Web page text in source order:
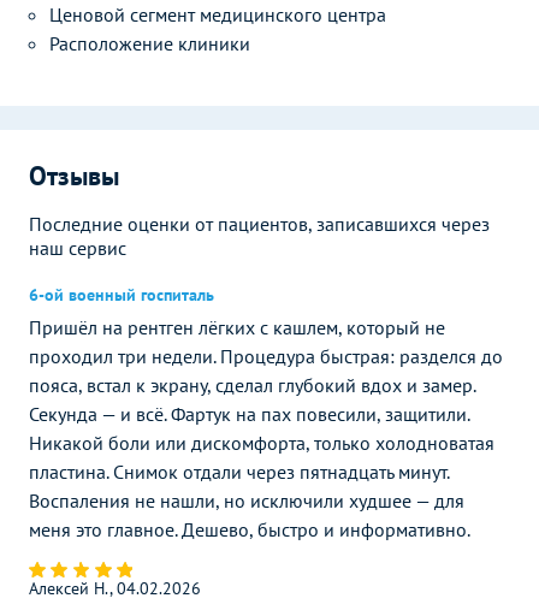
Ценовой сегмент медицинского центра
Расположение клиники
Отзывы
Последние оценки от пациентов, записавшихся через
наш сервис
6-ой военный госпиталь
Пришёл на рентген лёгких с кашлем, который не
проходил три недели. Процедура быстрая: разделся до
пояса, встал к экрану, сделал глубокий вдох и замер.
Секунда — и всё. Фартук на пах повесили, защитили.
Никакой боли или дискомфорта, только холодноватая
пластина. Снимок отдали через пятнадцать минут.
Воспаления не нашли, но исключили худшее — для
меня это главное. Дешево, быстро и информативно.
Алексей Н., 04.02.2026